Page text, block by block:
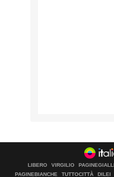
LIBERO VIRGILIO
PAGINEBIANCHE
TUTTOCITTÀ DILEI